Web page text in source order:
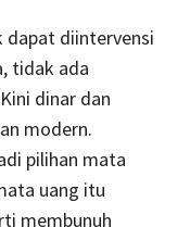
dapat diintervensi
tidak ada
dinar dan
modern.
pilihan mata
uang itu
membunuh